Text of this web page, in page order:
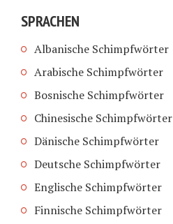
SPRACHEN
Albanische Schimpfwörter
Arabische Schimpfwörter
Bosnische Schimpfwörter
Chinesische Schimpfwörter
Dänische Schimpfwörter
Deutsche Schimpfwörter
Englische Schimpfwörter
Finnische Schimpfwörter